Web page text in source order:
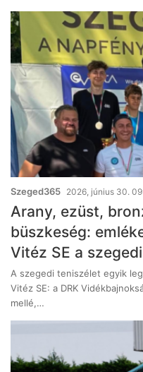
Szeged365 2026, június 30.
Arany, ezüst,
büszkeség:
Vitéz SE a
A szegedi teniszélet egyik
Vitéz SE: a DRK
mellé,…